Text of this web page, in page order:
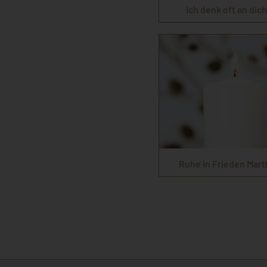
Ich denk oft an
Ruhe in Frieden